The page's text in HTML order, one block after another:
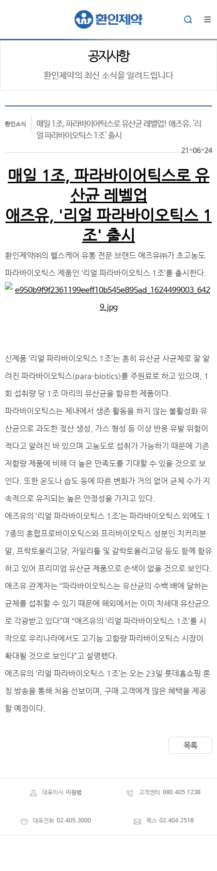
공지사항
환인제약의 최신 소식을 알려드립니다
환인소식
매일 1조, 파라바이어틱스로 유산균 레벨업! 애즈유, '리
얼 파라바이오틱스 1조' 출시
21-06-24
매일 1조, 파라바이어틱스로 유
산균 레벨업
애즈유, '리얼 파라바이오틱스 1
조' 출시
환인제약㈜의 헬스케어 유통 전문 브랜드 애즈유㈜가 초고농도
파라바이오틱스 제품인 ‘리얼 파라바이오틱스 1조’를 출시한다.
신제품 ‘리얼 파라바이오틱스 1조’는 흔히 유산균 사균체로 잘 알
려진 파라바이오틱스(para-biotics)를 주원료로 하고 있으며, 1
회 섭취량 당 1조 마리의 유산균을 함유한 제품이다.
파라바이오틱스는 체내에서 생존 활동을 하지 않는 불활성화 유
산균으로 과도한 젖산 생성, 가스 형성 등 이상 반응 유발 위험이
적다고 알려진 바 있으며 고농도로 섭취가 가능하기 때문에 기존
저함량 제품에 비해 더 높은 만족도를 기대할 수 있을 것으로 보
인다. 또한 온도나 습도 등에 따른 변화가 거의 없어 균체 수가 지
속적으로 유지되는 높은 안정성을 가지고 있다.
애즈유의 ‘리얼 파라바이오틱스 1조’는 파라바이오틱스 외에도 1
7종의 혼합프로바이오틱스와 프리바이오틱스 성분인 치커리분
말, 프락토올리고당, 자일리톨 및 갈락토올리고당 등도 함께 함유
하고 있어 프리미엄 유산균 제품으로 손색이 없을 것으로 보인다.
애즈유 관계자는 ‘‘파라바이오틱스는 유산균의 수백 배에 달하는
균체를 섭취할 수 있기 때문에 해외에서는 이미 차세대 유산균으
로 각광받고 있다”며 “애즈유의 ‘리얼 파라바이오틱스 1조’를 시
작으로 우리나라에서도 고기능 고함량 파라바이오틱스 시장이
확대될 것으로 보인다”고 설명했다.
애즈유의 ‘리얼 파라바이오틱스 1조’는 오는 23일 롯데홈쇼핑 론
칭 방송을 통해 처음 선보이며, 구매 고객에게 많은 혜택을 제공
할 예정이다.
목록
대표이사 이원범 고객센터 080.405.1238
대표전화 02.405.3000 팩스 02.404.2518